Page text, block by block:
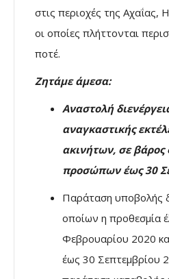
στις περιοχές της Αχαΐας,
οι οποίες πλήττονται
ποτέ.
Ζητάμε άμεσα:
Αναστολή
αναγκαστικής
ακινήτων, σε
προσώπων έως 30
Παράταση
οποίων η προθεσμία
Φεβρουαρίου 2020
έως 30 Σεπτεμβρίου